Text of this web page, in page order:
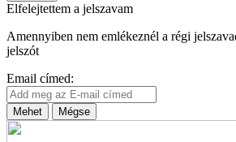
Elfelejtettem a jelszavam
Amennyiben nem emlékeznél a régi
jelszót
Email címed:
Mehet Mégse